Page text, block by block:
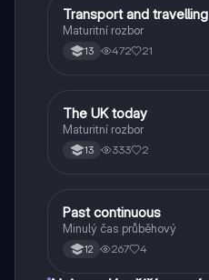
Angličtina
Transport and travelling
Maturitní rozbor
13 472 21
Angličtina
The UK today
Maturitní rozbor
13 333 2
Angličtina
Past continuous
Minulý čas průběhový
12 267 4